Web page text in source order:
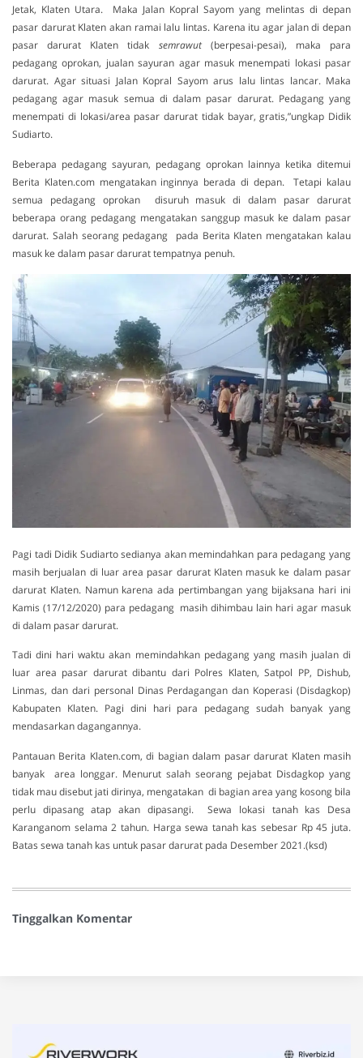
Jetak, Klaten Utara. Maka Jalan Kopral Sayom yang melintas di depan
pasar darurat Klaten akan ramai lalu lintas. Karena itu agar jalan di depan
pasar darurat Klaten tidak semrawut(berpesai-pesai), maka para
pedagang oprokan, jualan sayuran agar masuk menempati lokasi pasar
darurat. Agar situasi Jalan Kopral Sayom arus lalu lintas lancar. Maka
pedagang agar masuk semua di dalam pasar darurat. Pedagang yang
menempati di lokasi/area pasar darurat tidak bayar, gratis,”ungkap Didik
Sudiarto.
Beberapa pedagang sayuran, pedagang oprokan lainnya ketika ditemui
Berita Klaten.com mengatakan inginnya berada di depan. Tetapi kalau
semua pedagang oprokan disuruh masuk di dalam pasar darurat
beberapa orang pedagang mengatakan sanggup masuk ke dalam pasar
darurat. Salah seorang pedagang pada Berita Klaten mengatakan kalau
masuk ke dalam pasar darurat tempatnya penuh.
Pagi tadi Didik Sudiarto sedianya akan memindahkan para pedagang yang
masih berjualan di luar area pasar darurat Klaten masuk ke dalam pasar
darurat Klaten. Namun karena ada pertimbangan yang bijaksana hari ini
Kamis (17/12/2020) para pedagang masih dihimbau lain hari agar masuk
di dalam pasar darurat.
Tadi dini hari waktu akan memindahkan pedagang yang masih jualan di
luar area pasar darurat dibantu dari Polres Klaten, Satpol PP, Dishub,
Linmas, dan dari personal Dinas Perdagangan dan Koperasi (Disdagkop)
Kabupaten Klaten. Pagi dini hari para pedagang sudah banyak yang
mendasarkan dagangannya.
Pantauan Berita Klaten.com, di bagian dalam pasar darurat Klaten masih
banyak area longgar. Menurut salah seorang pejabat Disdagkop yang
tidak mau disebut jati dirinya, mengatakan di bagian area yang kosong bila
perlu dipasang atap akan dipasangi. Sewa lokasi tanah kas Desa
Karanganom selama 2 tahun. Harga sewa tanah kas sebesar Rp 45 juta.
Batas sewa tanah kas untuk pasar darurat pada Desember 2021.(ksd)
Tinggalkan Komentar